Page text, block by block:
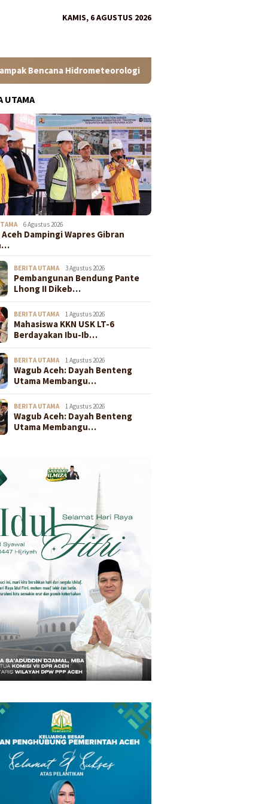
KAMIS, 6 AGUSTUS 2026
Pembangunan Bendung Pante Lhong
UTAMA
6 Agustus 2026
Aceh Dampingi Wapres Gibran
BERITA UTAMA 3 Agustus 2026
Pembangunan Bendung Pante
Lhong II Dikeb…
BERITA UTAMA 1 Agustus 2026
Mahasiswa KKN USK LT-6
Berdayakan Ibu-Ib…
BERITA UTAMA 1 Agustus 2026
Wagub Aceh: Dayah Benteng
Utama Membangu…
BERITA UTAMA 1 Agustus 2026
Wagub Aceh: Dayah Benteng
Utama Membangu…